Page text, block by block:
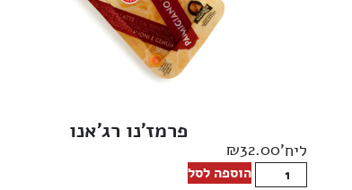
פרמז’נו רג’אנו
ליח' ₪32.00
הוספה לסל